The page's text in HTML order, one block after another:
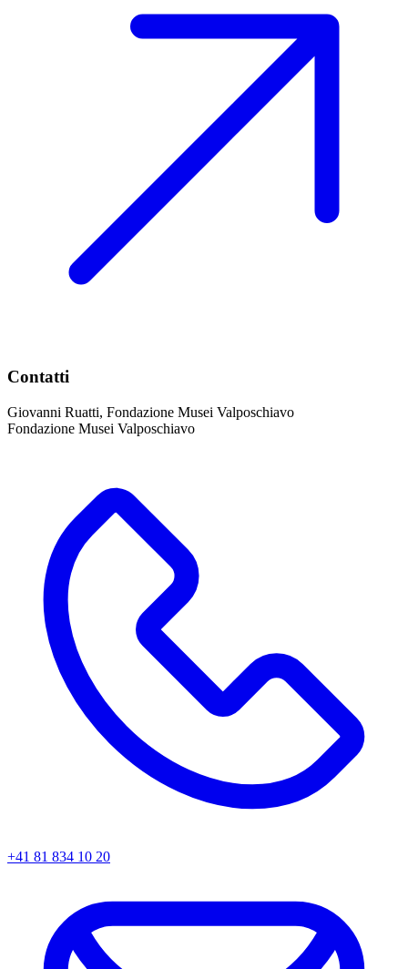
Contatti
Giovanni Ruatti, Fondazione Musei Valposchiavo
Fondazione Musei Valposchiavo
+41 81 834 10 20